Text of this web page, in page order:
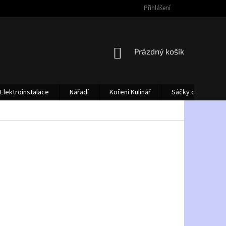
Přihlášení
NÁKUPNÍ
Prázdný košík
Elektroinstalace Nářadí Koření Kulinář Sáčky do